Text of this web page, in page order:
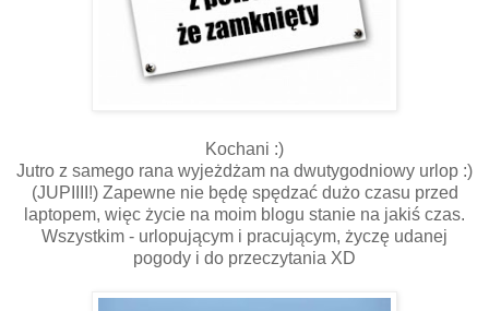
Kochani :)
Jutro z samego rana wyjeżdżam na dwutygodniowy urlop :)
(JUPIIII!) Zapewne nie będę spędzać dużo czasu przed
laptopem, więc życie na moim blogu stanie na jakiś czas.
Wszystkim - urlopującym i pracującym, życzę udanej
pogody i do przeczytania XD